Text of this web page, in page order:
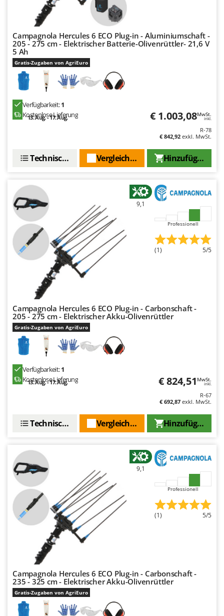
WIDU
Wiper EcoRobot
Wolf Garten
Wortex
Worx
Yard Force
Z
Zanon
ZGrills
Campagnola Hercules 6 ECO Plug-in - Aluminiumschaft -
205 - 275 cm - Elektrischer Batterie-Olivenrüttler- 21,6 V
5 Ah
Gratis-Zugaben von AgriEuro
Verfügbarkeit:1
Kostenlose Lieferung
13. Aug. - 17. Aug. € 1.003,08MwSt.
inkl.
R-78
€ 842,92 exkl. MwSt.
Hinzufügen
Vergleichen Sie
Technische Daten
9,1
Professionell
(1) 5/5
Campagnola Hercules 6 ECO Plug-in - Carbonschaft -
205 - 275 cm - Elektrischer Akku-Olivenrüttler
Gratis-Zugaben von AgriEuro
Verfügbarkeit:1
Kostenlose Lieferung
13. Aug. - 17. Aug. € 824,51 MwSt.
inkl.
R-67
€ 692,87 exkl. MwSt.
Hinzufügen
Vergleichen Sie
Technische Daten
9,1
Professionell
(1) 5/5
Campagnola Hercules 6 ECO Plug-in - Carbonschaft -
235 - 325 cm - Elektrischer Akku-Olivenrüttler
Gratis-Zugaben von AgriEuro